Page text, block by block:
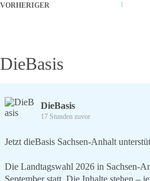
VORHERIGER
DieBasis
DieBasis
17 Stunden zuvor
Jetzt dieBasis Sachsen-Anhalt
Die Landtagswahl 2026 in Sachsen-
September statt. Die Inhalte stehen –